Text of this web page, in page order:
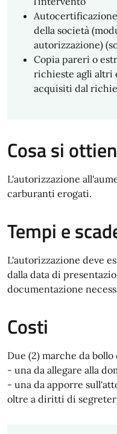
della società
autorizzazione)
Copia pareri o
richieste agli altri
acquisiti dal
Cosa si
L'autorizzazione
carburanti erogati.
Tempi e
L'autorizzazione deve
dalla data di
documentazione
Costi
Due (2) marche da
- una da allegare alla
- una da apporre
oltre a diritti di